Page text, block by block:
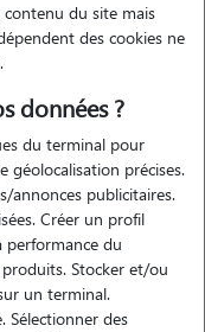
chez le
ne remplacent en aucun
En cas de doutes,
chez votre vétérinaire !
de l’intestin, est une
adultes. Bien qu’elle
contenu du site mais
des cookies ne
données ?
du terminal pour
géolocalisation précises.
annonces publicitaires.
Créer un profil
performance du
Stocker et/ou
un terminal.
Sélectionner des